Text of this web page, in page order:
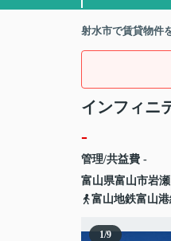
射水市で賃貸物件
インフィニ
-
管理/共益費 -
富山県富山市岩瀬
富山地鉄富山
1/9